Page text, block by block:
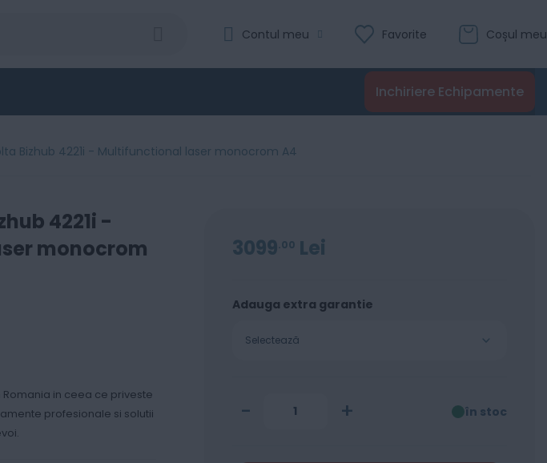
Coșul meu
Favorite
Contul meu
Inchiriere Echipamente
Bizhub 4221i - Multifunctional laser monocrom A4
4221i -
monocrom
in ceea ce priveste
profesionale si solutii
3099 00 Lei
Adauga extra garantie
Selectează
- + în stoc
Evaluare:
0
% of 100
Recenzii
Adaugă în coș